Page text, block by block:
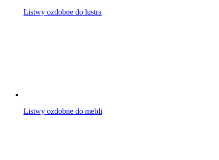
Listwy ozdobne do lustra
Listwy ozdobne do mebli